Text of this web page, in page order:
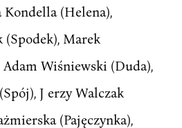
(Helena),
(Spodek), Marek
Adam Wiśniewski (Duda),
J erzy Walczak
(Pajęczynka),